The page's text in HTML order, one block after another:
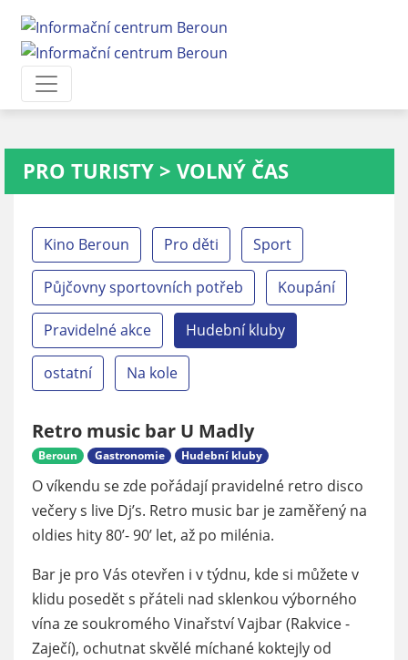
PRO TURISTY > VOLNÝ ČAS
Kino Beroun Pro děti Sport
Půjčovny sportovních potřeb Koupání
Pravidelné akce Hudební kluby
ostatní Na kole
Retro music bar U Madly
Beroun Gastronomie Hudební kluby
O víkendu se zde pořádají pravidelné retro disco
večery s live Dj’s. Retro music bar je zaměřený na
oldies hity 80’- 90’ let, až po milénia.
Bar je pro Vás otevřen i v týdnu, kde si můžete v
klidu posedět s přáteli nad sklenkou výborného
vína ze soukromého Vinařství Vajbar (Rakvice -
Zaječí), ochutnat skvělé míchané koktejly od